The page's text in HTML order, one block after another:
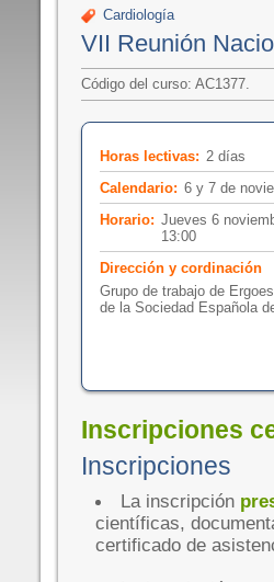
Cardiología
VII Reunión
Código del curso: AC1377.
Horas lectivas: 2 días
Calendario: 6 y 7 de
Horario: Jueves 6
13:00
Dirección y cordinación
Grupo de trabajo de
de la Sociedad Española
Inscripciones
Inscripciones
La inscripción
científicas,
certificado de